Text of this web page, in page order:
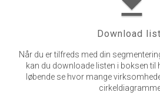
Download
Når du er tilfreds med din
kan du downloade listen i boksen til
løbende se hvor mange